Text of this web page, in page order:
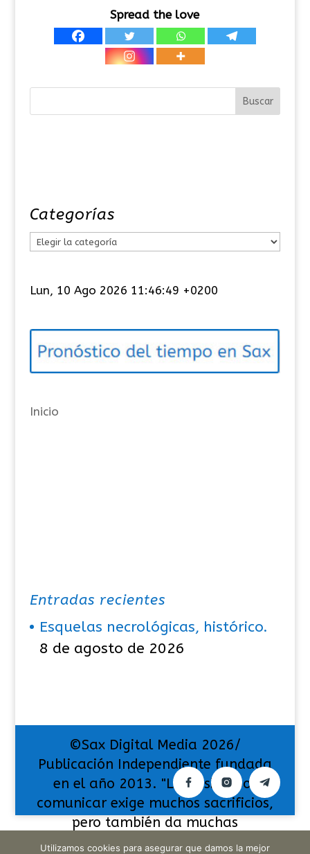
Spread the love
Categorías
e
o
í
s
Lun, 10 Ago 2026 11:46:50 +0200
Inicio
Entradas recientes
Esquelas necrológicas, histórico.
8 de agosto de 2026
©Sax Digital Media 2026/
Publicación Independiente fundada
en el año 2013. "La pasión por
comunicar exige muchos sacrificios,
pero también da muchas
satisfacciones".
Utilizamos cookies para asegurar que damos la mejor